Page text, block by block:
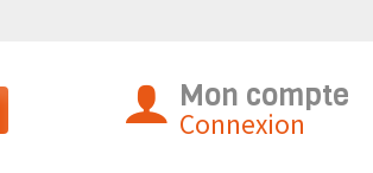
Mon compte
Connexion